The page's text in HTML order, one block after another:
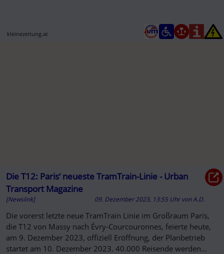
kleinezeitung.at
Die T12: Paris‘ neueste TramTrain-Linie - Urban
Transport Magazine
[Newslink] 09. Dezember 2023, 13:55 Uhr vonA.D.
Die vorerst letzte neue TramTrain Linie im Großraum Paris,
die T12 von Massy nach Évry-Courcouronnes, feierte heute,
am 9. Dezember 2023, offiziell Eröffnung, der Planbetrieb
startet am 10. Dezember 2023. 40.000 Reisende werden